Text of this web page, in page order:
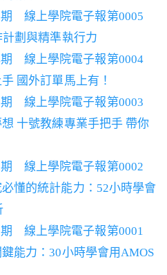
期 線上學院電子報第0005
劃與精準執行力
期 線上學院電子報第0004
國外訂單馬上有！
期 線上學院電子報第0003
十號教練專業手把手 帶你
期 線上學院電子報第0002
懂的統計能力：52小時學會
期 線上學院電子報第0001
能力：30小時學會用AMOS